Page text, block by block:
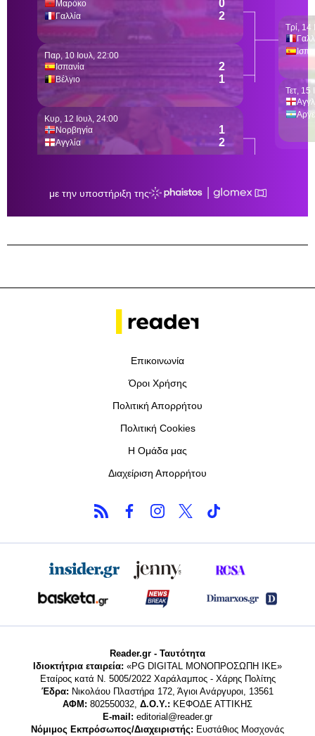
Επικοινωνία
Όροι Χρήσης
Πολιτική Απορρήτου
Πολιτική Cookies
Η Ομάδα μας
Διαχείριση Απορρήτου
Reader.gr - Ταυτότητα
Ιδιοκτήτρια εταιρεία: «PG DIGITAL MONΟΠΡΟΣΩΠΗ ΙΚΕ»
Εταίρος κατά Ν. 5005/2022 Χαράλαμπος - Χάρης Πολίτης
Έδρα: Νικολάου Πλαστήρα 172, Άγιοι Ανάργυροι, 13561
ΑΦΜ: 802550032, Δ.Ο.Υ.: ΚΕΦΟΔΕ ΑΤΤΙΚΗΣ
E-mail: editorial@reader.gr
Νόμιμος Εκπρόσωπος/Διαχειριστής: Ευστάθιος Μοσχονάς